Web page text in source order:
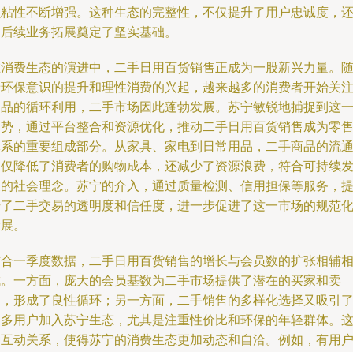
性不断增强。这种生态的完整性，不仅提升了用户忠诚度，还
续业务拓展奠定了坚实基础。
费生态的演进中，二手日用百货销售正成为一股新兴力量。随
保意识的提升和理性消费的兴起，越来越多的消费者开始关注
的循环利用，二手市场因此蓬勃发展。苏宁敏锐地捕捉到这一
，通过平台整合和资源优化，推动二手日用百货销售成为零售
的重要组成部分。从家具、家电到日常用品，二手商品的流通
降低了消费者的购物成本，还减少了资源浪费，符合可持续发
社会理念。苏宁的介入，通过质量检测、信用担保等服务，提
二手交易的透明度和信任度，进一步促进了这一市场的规范化
。
一季度数据，二手日用百货销售的增长与会员数的扩张相辅相
一方面，庞大的会员基数为二手市场提供了潜在的买家和卖
形成了良性循环；另一方面，二手销售的多样化选择又吸引了
用户加入苏宁生态，尤其是注重性价比和环保的年轻群体。这
动关系，使得苏宁的消费生态更加动态和自洽。例如，有用户